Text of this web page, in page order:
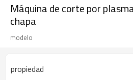
Máquina de corte por
chapa
modelo
propiedad